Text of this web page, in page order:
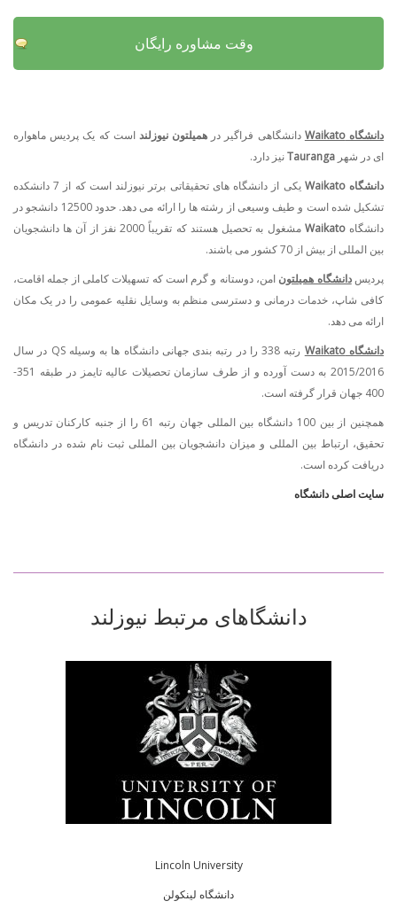
وقت مشاوره رایگان
دانشگاه Waikato دانشگاهی فراگیر در همیلتون نیوزلند است که یک پردیس ماهواره
ای در شهر Taurangaنیز دارد.
دانشگاه Waikato
یکی از دانشگاه های تحقیقاتی برتر نیوزلند است که از 7 دانشکده
تشکیل شده است و طیف وسیعی از رشته ها را ارائه می دهد. حدود 12500 دانشجو در
دانشگاهWaikato
مشغول به تحصیل هستند که تقریباً 2000 نفز از آن ها دانشجویان
بین المللی از بیش از 70 کشور می باشند.
پردیسدانشگاه همیلتون امن، دوستانه و گرم است که تسهیلات کاملی از جمله اقامت،
کافی شاپ، خدمات درمانی و دسترسی منظم به وسایل نقلیه عمومی را در یک مکان
ارائه می دهد.
دانشگاه Waikato
رتبه 338 را در رتبه بندی جهانی دانشگاه ها به وسیله QS در سال
2015/2016 به دست آورده و از طرف سازمان تحصیلات عالیه تایمز در طبقه 351-
400 جهان قرار گرفته است.
همچنین از بین 100 دانشگاه بین المللی جهان رتبه 61 را از جنبه کارکنان تدریس و
تحقیق، ارتباط بین المللی و میزان دانشجویان بین المللی ثبت نام شده در دانشگاه
دریافت کرده است.
سایت اصلی دانشگاه
دانشگاهای مرتبط نیوزلند
Lincoln University
دانشگاه لینکولن